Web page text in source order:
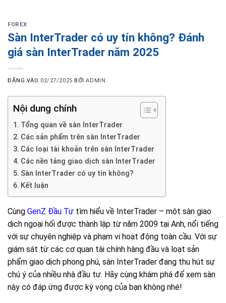
FOREX
Sàn InterTrader có uy tín không? Đánh
giá sàn InterTrader năm 2025
ĐĂNG VÀO 02/27/2025 BỞIADMIN
Nội dung chính
Tổng quan về sàn InterTrader
Các sản phẩm trên sàn InterTrader
Các loại tài khoản trên sàn InterTrader
Các nền tảng giao dịch sàn InterTrader
Sàn InterTrader có uy tín không?
Kết luận
Cùng GenZ Đầu Tư tìm hiểu về InterTrader – một sàn giao
dịch ngoại hối được thành lập từ năm 2009 tại Anh, nổi tiếng
với sự chuyên nghiệp và phạm vi hoạt động toàn cầu. Với sự
giám sát từ các cơ quan tài chính hàng đầu và loạt sản
phẩm giao dịch phong phú, sàn InterTrader đang thu hút sự
chú ý của nhiều nhà đầu tư. Hãy cùng khám phá để xem sàn
này có đáp ứng được kỳ vọng của bạn không nhé!